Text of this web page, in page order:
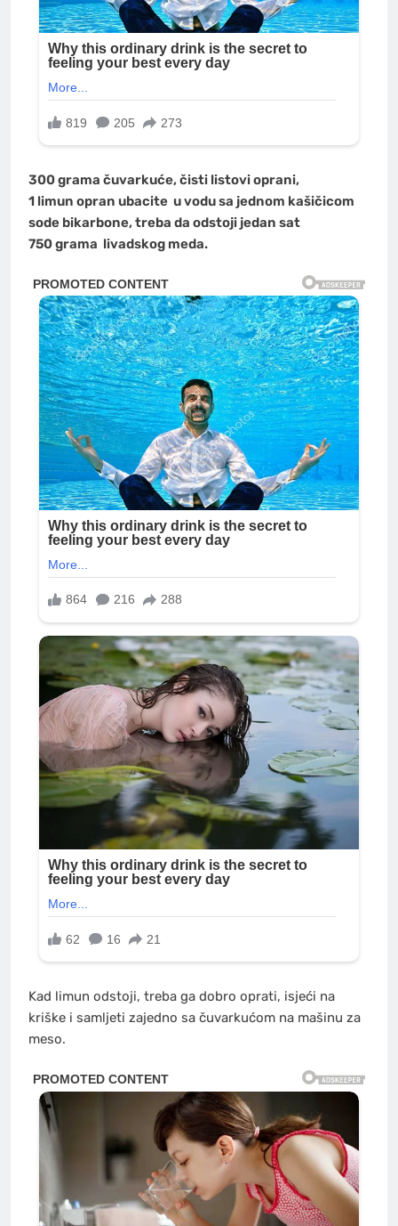
300 grama čuvarkuće, čisti listovi oprani,
1 limun opran ubacite u vodu sa jednom kašičicom
sode bikarbone, treba da odstoji jedan sat
750 grama livadskog meda.
Kad limun odstoji, treba ga dobro oprati, isjeći na
kriške i samljeti zajedno sa čuvarkućom na mašinu za
meso.